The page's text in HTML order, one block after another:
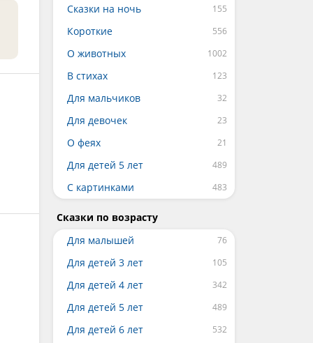
Сказки на ночь
Короткие
О животных
В стихах
Для мальчиков
Для девочек
О феях
Для детей 5 лет
С картинками
Сказки по возрасту
Для малышей
Для детей 3 лет
Для детей 4 лет
Для детей 5 лет
Для детей 6 лет